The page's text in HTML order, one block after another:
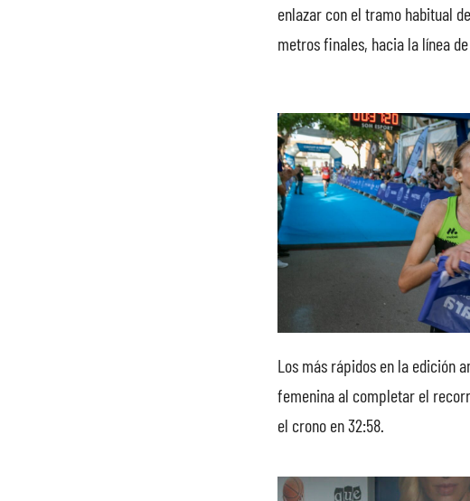
enlazar con el tramo habitual
metros finales, hacia la línea
Los más rápidos en la edición
femenina al completar el
el crono en 32:58.